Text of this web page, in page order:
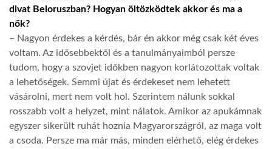
divat Beloruszban? Hogyan öltözködtek akkor és ma a
nők?
– Nagyon érdekes a kérdés, bár én akkor még csak két éves
voltam. Az idősebbektől és a tanulmányaimból persze
tudom, hogy a szovjet időkben nagyon korlátozottak voltak
a lehetőségek. Semmi újat és érdekeset nem lehetett
vásárolni, mert nem volt hol. Szerintem nálunk sokkal
rosszabb volt a helyzet, mint nálatok. Amikor az apukámnak
egyszer sikerült ruhát hoznia Magyarországról, az maga volt
a csoda. Persze ma már más, minden elérhető, elég érdekes